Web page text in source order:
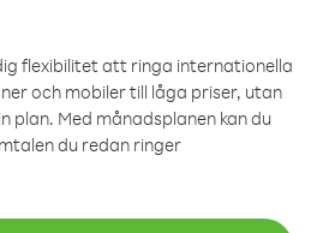
flexibilitet att ringa internationella
och mobiler till låga priser, utan
plan. Med månadsplanen kan du
du redan ringer